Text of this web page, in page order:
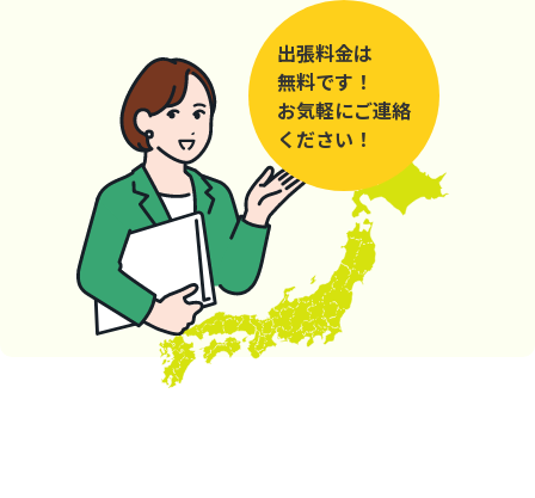
出張料金は
無料です！
お気軽にご連絡
ください！